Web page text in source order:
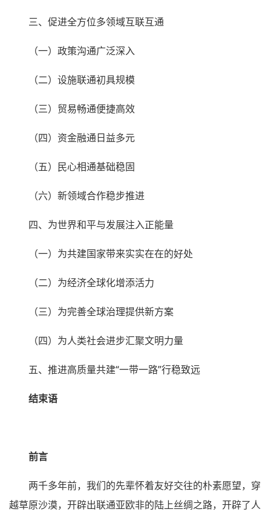
三、促进全方位多领域互联互通
（一）政策沟通广泛深入
（二）设施联通初具规模
（三）贸易畅通便捷高效
（四）资金融通日益多元
（五）民心相通基础稳固
（六）新领域合作稳步推进
四、为世界和平与发展注入正能量
（一）为共建国家带来实实在在的好处
（二）为经济全球化增添活力
（三）为完善全球治理提供新方案
（四）为人类社会进步汇聚文明力量
五、推进高质量共建“一带一路”行稳致远
结束语
前言
两千多年前，我们的先辈怀着友好交往的朴素愿望，穿
越草原沙漠，开辟出联通亚欧非的陆上丝绸之路，开辟了人